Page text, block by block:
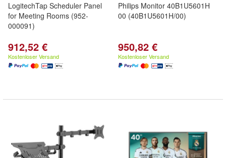
LogitechTap Scheduler Panel
for Meeting Rooms (952-
000091)
912,52 €
Kostenloser Versand
Philips Monitor 40B1U5601H
00 (40B1U5601H/00)
950,82 €
Kostenloser Versand